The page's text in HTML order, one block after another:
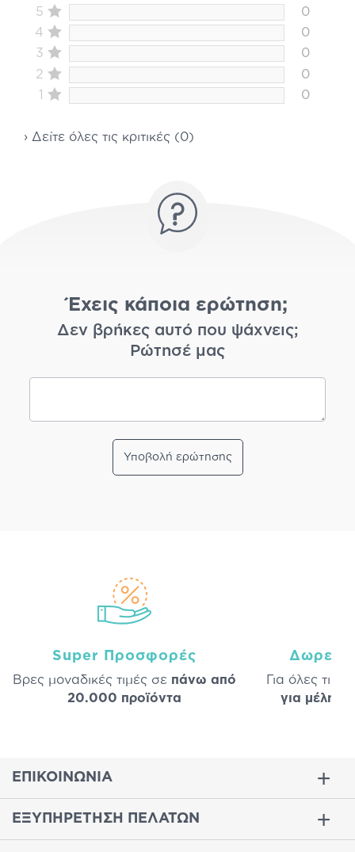
5
0
4
0
3
0
2
0
1
0
› Δείτε όλες τις κριτικές (0)
Έχεις κάποια ερώτηση;
Δεν βρήκες αυτό που ψάχνεις;
Ρώτησέ μας
Υποβολή ερώτησης
Super Προσφορές
Βρες μοναδικές τιμές σε πάνω από
20.000 προϊόντα
Δωρεάν
Για όλες τις
για μέλη
ΕΠΙΚΟΙΝΩΝΙΑ
ΕΞΥΠΗΡΕΤΗΣΗ ΠΕΛΑΤΩΝ